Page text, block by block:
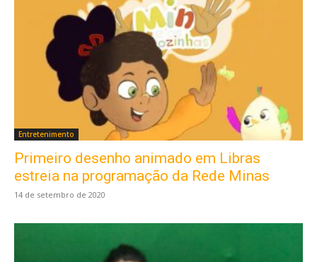
Entretenimento
Primeiro desenho animado em Libras
estreia na programação da Rede Minas
14 de setembro de 2020